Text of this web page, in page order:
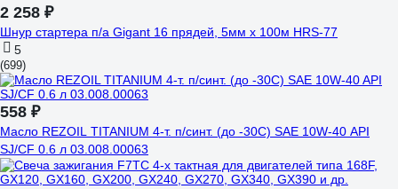
2 258 ₽
Шнур стартера п/а Gigant 16 прядей, 5мм x 100м HRS-77
5
(699)
558 ₽
Масло REZOIL TITANIUM 4-т. п/синт. (до -30С) SAE 10W-40 API
SJ/CF 0.6 л 03.008.00063